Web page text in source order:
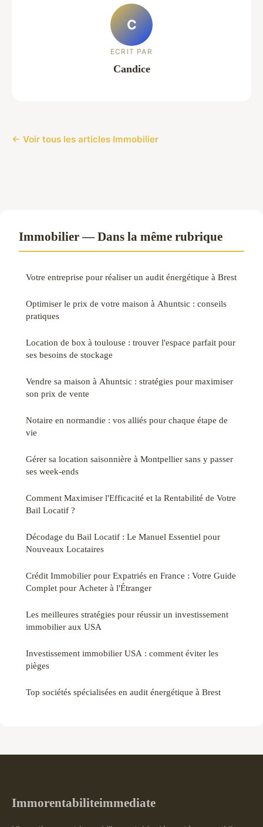
C
ECRIT PAR
Candice
← Voir tous les articles Immobilier
Immobilier — Dans la même rubrique
Votre entreprise pour réaliser un audit énergétique à Brest
Optimiser le prix de votre maison à Ahuntsic : conseils
pratiques
Location de box à toulouse : trouver l'espace parfait pour
ses besoins de stockage
Vendre sa maison à Ahuntsic : stratégies pour maximiser
son prix de vente
Notaire en normandie : vos alliés pour chaque étape de
vie
Gérer sa location saisonnière à Montpellier sans y passer
ses week-ends
Comment Maximiser l'Efficacité et la Rentabilité de Votre
Bail Locatif ?
Décodage du Bail Locatif : Le Manuel Essentiel pour
Nouveaux Locataires
Crédit Immobilier pour Expatriés en France : Votre Guide
Complet pour Acheter à l'Étranger
Les meilleures stratégies pour réussir un investissement
immobilier aux USA
Investissement immobilier USA : comment éviter les
pièges
Top sociétés spécialisées en audit énergétique à Brest
Immorentabiliteimmediate